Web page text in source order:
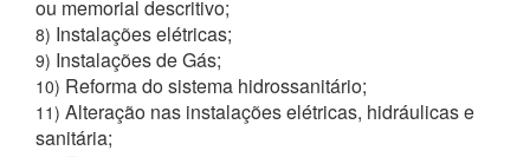
ou memorial descritivo;
8) Instalações elétricas;
9) Instalações de Gás;
10) Reforma do sistema hidrossanitário;
11) Alteração nas instalações elétricas, hidráulicas e
sanitária;